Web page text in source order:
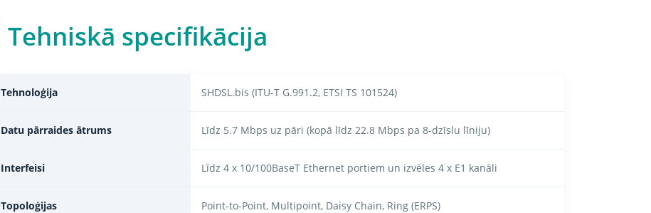
Tehniskā specifikācija
Tehnoloģija SHDSL.bis (ITU-T G.991.2, ETSI TS 101524)
Datu pārraides ātrums Līdz 5.7 Mbps uz pāri (kopā līdz 22.8 Mbps pa 8-dzīslu līniju)
Interfeisi Līdz 4 x 10/100BaseT Ethernet portiem un izvēles 4 x E1 kanāli
Topoloģijas Point-to-Point, Multipoint, Daisy Chain, Ring (ERPS)